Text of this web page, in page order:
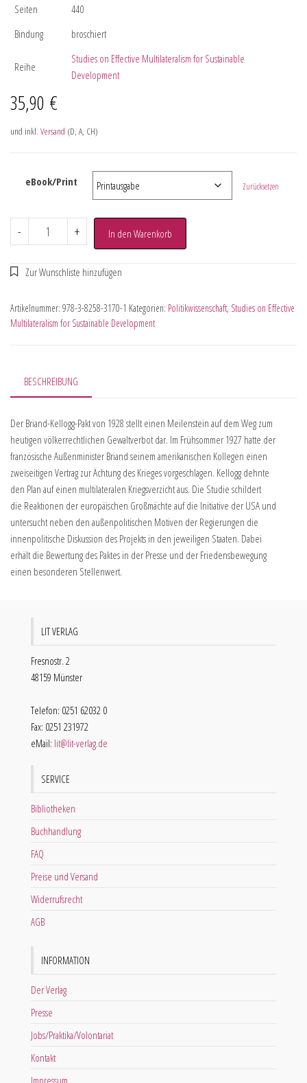
Seiten
440
Bindung
broschiert
Reihe
Studies on Effective Multilateralism for Sustainable
Development
35,90 €
und inkl. Versand (D, A, CH)
eBook/Print Zurücksetzen
- + In den Warenkorb
Artikelnummer: 978-3-8258-3170-1 Kategorien: Politikwissenschaft, Studies on Effective
Multilateralism for Sustainable Development
BESCHREIBUNG
Der Briand-Kellogg-Pakt von 1928 stellt einen Meilenstein auf dem Weg zum
heutigen völkerrechtlichen Gewaltverbot dar. Im Frühsommer 1927 hatte der
französische Außenminister Briand seinem amerikanischen Kollegen einen
zweiseitigen Vertrag zur Ächtung des Krieges vorgeschlagen. Kellogg dehnte
den Plan auf einen multilateralen Kriegsverzicht aus. Die Studie schildert
die Reaktionen der europäischen Großmächte auf die Initiative der USA und
untersucht neben den außenpolitischen Motiven der Regierungen die
innenpolitische Diskussion des Projekts in den jeweiligen Staaten. Dabei
erhält die Bewertung des Paktes in der Presse und der Friedensbewegung
einen besonderen Stellenwert.
LIT VERLAG
Fresnostr. 2
48159 Münster
Telefon: 0251 62032 0
Fax: 0251 231972
eMail: lit@lit-verlag.de
SERVICE
Bibliotheken
Buchhandlung
FAQ
Preise und Versand
Widerrufsrecht
AGB
INFORMATION
Der Verlag
Presse
Jobs/Praktika/Volontariat
Kontakt